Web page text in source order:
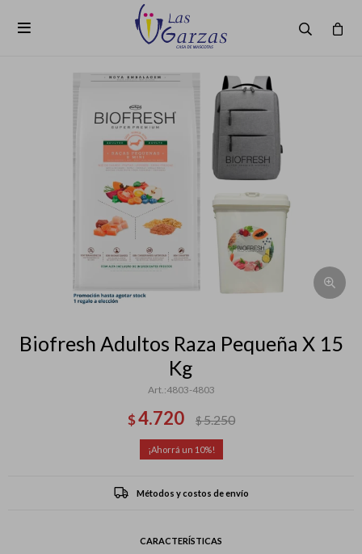

Biofresh Adultos Raza Pequeña X 15
Kg
4803-4803
$4.720 $5.250
10
Métodos y costos de envío
CARACTERÍSTICAS